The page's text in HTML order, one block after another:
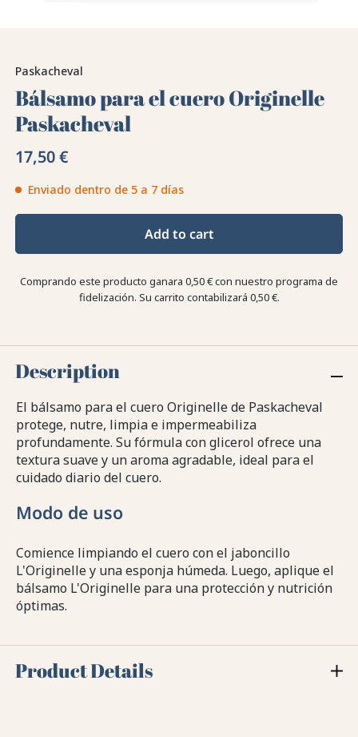
Paskacheval
Bálsamo para el cuero Originelle
Paskacheval
17,50 €
Enviado dentro de 5 a 7 días
Add to cart
Comprando este producto ganara 0,50 €con nuestro programa de
fidelización. Su carrito contabilizará 0,50 €.
Description
El bálsamo para el cuero Originelle de Paskacheval
protege, nutre, limpia e impermeabiliza
profundamente. Su fórmula con glicerol ofrece una
textura suave y un aroma agradable, ideal para el
cuidado diario del cuero.
Modo de uso
Comience limpiando el cuero con el jaboncillo
L'Originelle y una esponja húmeda. Luego, aplique el
bálsamo L'Originelle para una protección y nutrición
óptimas.
Product Details